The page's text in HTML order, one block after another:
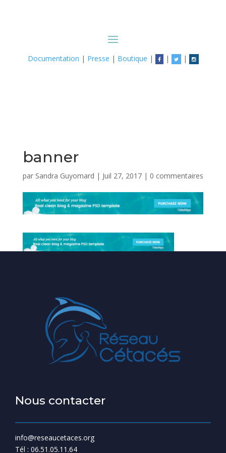
Documentation | Presse | Boutique | | |
banner
par Sandra Guyomard | Juil 27, 2017| 0 commentaires
Nous contacter
info@reseaucetaces.org
Tél : 06.51.05.11.64